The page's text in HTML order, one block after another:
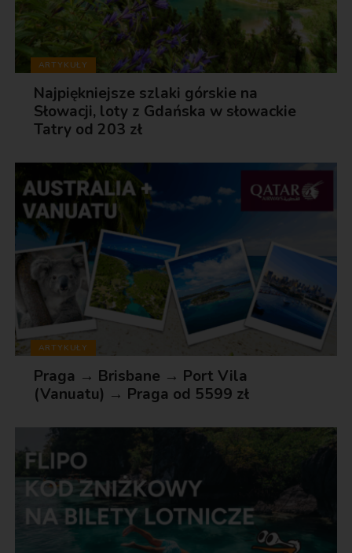
ARTYKUŁY
Najpiękniejsze szlaki górskie na
Słowacji, loty z Gdańska w słowackie
Tatry od 203 zł
ARTYKUŁY
Praga → Brisbane → Port Vila
(Vanuatu) → Praga od 5599 zł